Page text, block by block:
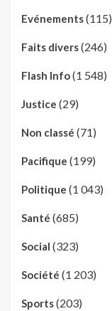
Evénements(115)
Faits divers(246)
Flash Info(1 548)
Justice (29)
Non classé (71)
Pacifique (199)
Politique (1 043)
Santé (685)
Social (323)
Société (1 203)
Sports(203)